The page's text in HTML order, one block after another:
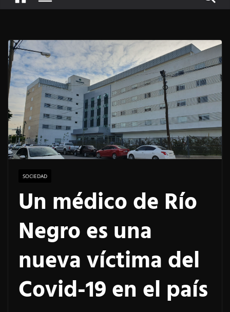
SOCIEDAD
Un médico de Río
Negro es una
nueva víctima del
Covid-19 en el país